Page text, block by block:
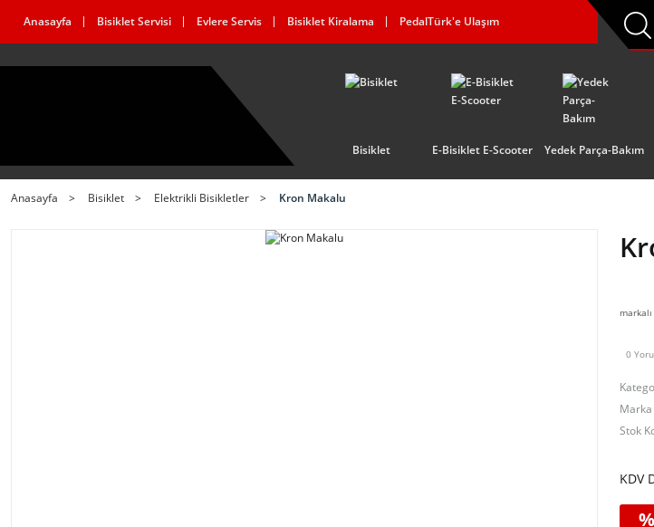
Anasayfa Bisiklet Servisi Evlere Servis Bisiklet Kiralama PedalTürk'e Ulaşım
Bisiklet E-Bisiklet E-Scooter Yedek Parça-Bakım
Anasayfa Bisiklet Elektrikli Bisikletler Kron Makalu
0
Marka
Stok
KDV